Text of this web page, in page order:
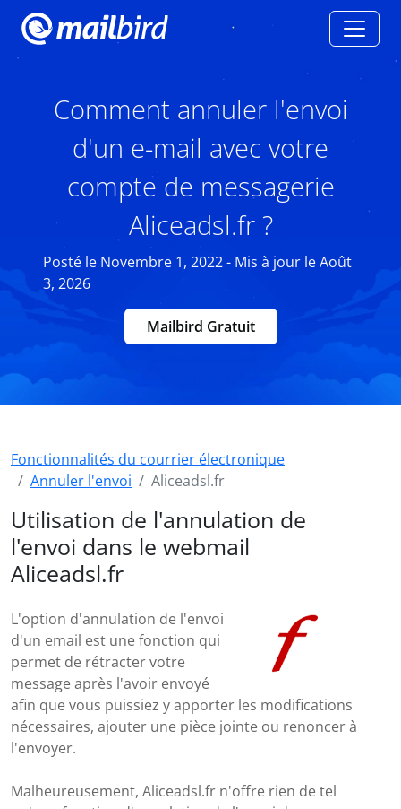
Comment annuler l'envoi
d'un e-mail avec votre
compte de messagerie
Aliceadsl.fr ?
Posté le Novembre 1, 2022 - Mis à jour le Août
3, 2026
Mailbird Gratuit
Fonctionnalités du courrier électronique
Annuler l'envoi
Aliceadsl.fr
Utilisation de l'annulation de
l'envoi dans le webmail
Aliceadsl.fr
L'option d'annulation de l'envoi
d'un email est une fonction qui
permet de rétracter votre
message après l'avoir envoyé
afin que vous puissiez y apporter les modifications
nécessaires, ajouter une pièce jointe ou renoncer à
l'envoyer.
Malheureusement, Aliceadsl.fr n'offre rien de tel